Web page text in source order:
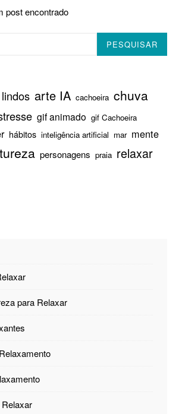
post encontrado
PESQUISAR
arte IA cachoeira chuva
gif animado gif Cachoeira
hábitos inteligência artificial mar mente
personagens praia relaxar
para Relaxar